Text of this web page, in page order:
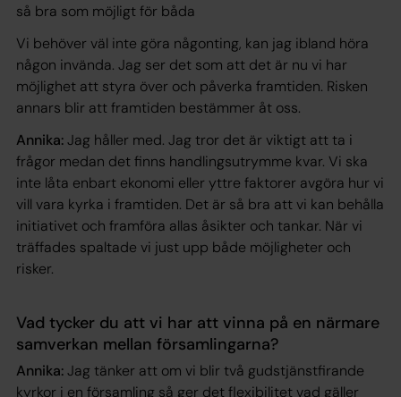
så bra som möjligt för båda
Vi behöver väl inte göra någonting, kan jag ibland höra
någon invända. Jag ser det som att det är nu vi har
möjlighet att styra över och påverka framtiden. Risken
annars blir att framtiden bestämmer åt oss.
Annika:Jag håller med. Jag tror det är viktigt att ta i
frågor medan det finns handlingsutrymme kvar. Vi ska
inte låta enbart ekonomi eller yttre faktorer avgöra hur vi
vill vara kyrka i framtiden. Det är så bra att vi kan behålla
initiativet och framföra allas åsikter och tankar. När vi
träffades spaltade vi just upp både möjligheter och
risker.
Vad tycker du att vi har att vinna på en närmare
samverkan mellan församlingarna?
Annika:Jag tänker att om vi blir två gudstjänstfirande
kyrkor i en församling så ger det flexibilitet vad gäller